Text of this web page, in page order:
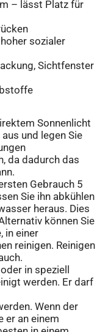
– lässt Platz für
sozialer
Sichtfenster
Sonnenlicht
und legen Sie
da dadurch das
Gebrauch 5
Sie ihn abkühlen
heraus. Dies
können Sie
in einer
reinigen. Reinigen
in speziell
werden. Er darf
Wenn der
er an einem